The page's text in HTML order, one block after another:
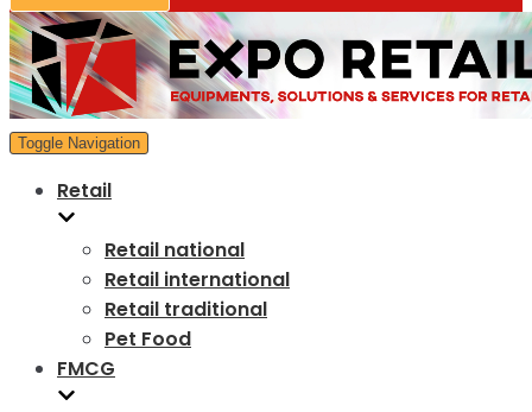
Toggle Navigation
Retail
Retail national
Retail international
Retail traditional
Pet Food
FMCG